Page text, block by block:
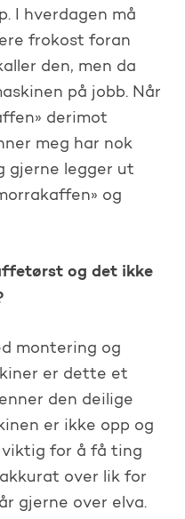
I hverdagen må
frokost foran
den, men da
på jobb. Når
derimot
meg har nok
gjerne legger ut
og
og det ikke
montering og
er dette et
den deilige
er ikke opp og
viktig for å få ting
over lik for
gjerne over elva.